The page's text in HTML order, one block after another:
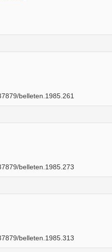
belleten.1985.261
belleten.1985.273
belleten.1985.313